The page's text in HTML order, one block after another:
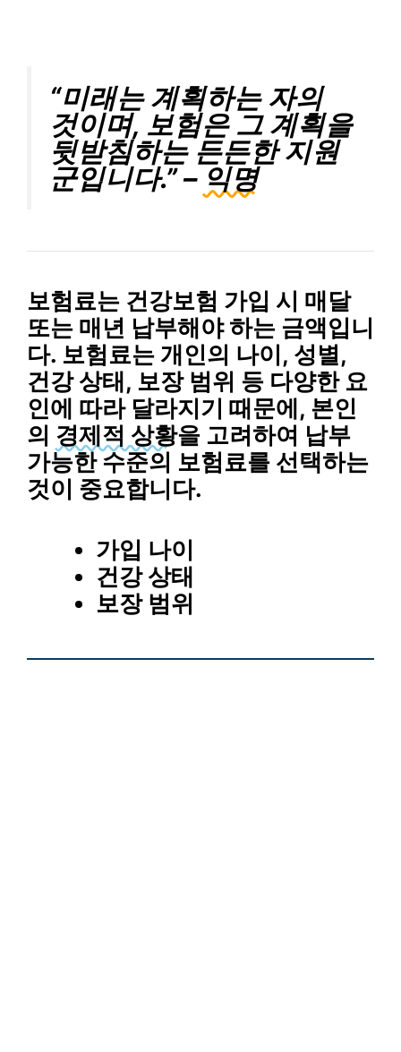
“미래는 계획하는 자의
것이며, 보험은 그 계획을
뒷받침하는 든든한 지원
군입니다.” – 익명
보험료는 건강보험 가입 시 매달
또는 매년 납부해야 하는 금액입니
다. 보험료는 개인의 나이, 성별,
건강 상태, 보장 범위 등 다양한 요
인에 따라 달라지기 때문에, 본인
의 경제적 상황을 고려하여 납부
가능한 수준의 보험료를 선택하는
것이 중요합니다.
가입 나이
건강 상태
보장 범위